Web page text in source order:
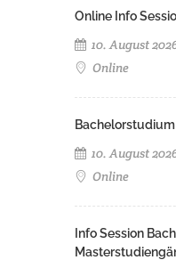
Online Info
10. August
Online
10. August
Online
Info Session